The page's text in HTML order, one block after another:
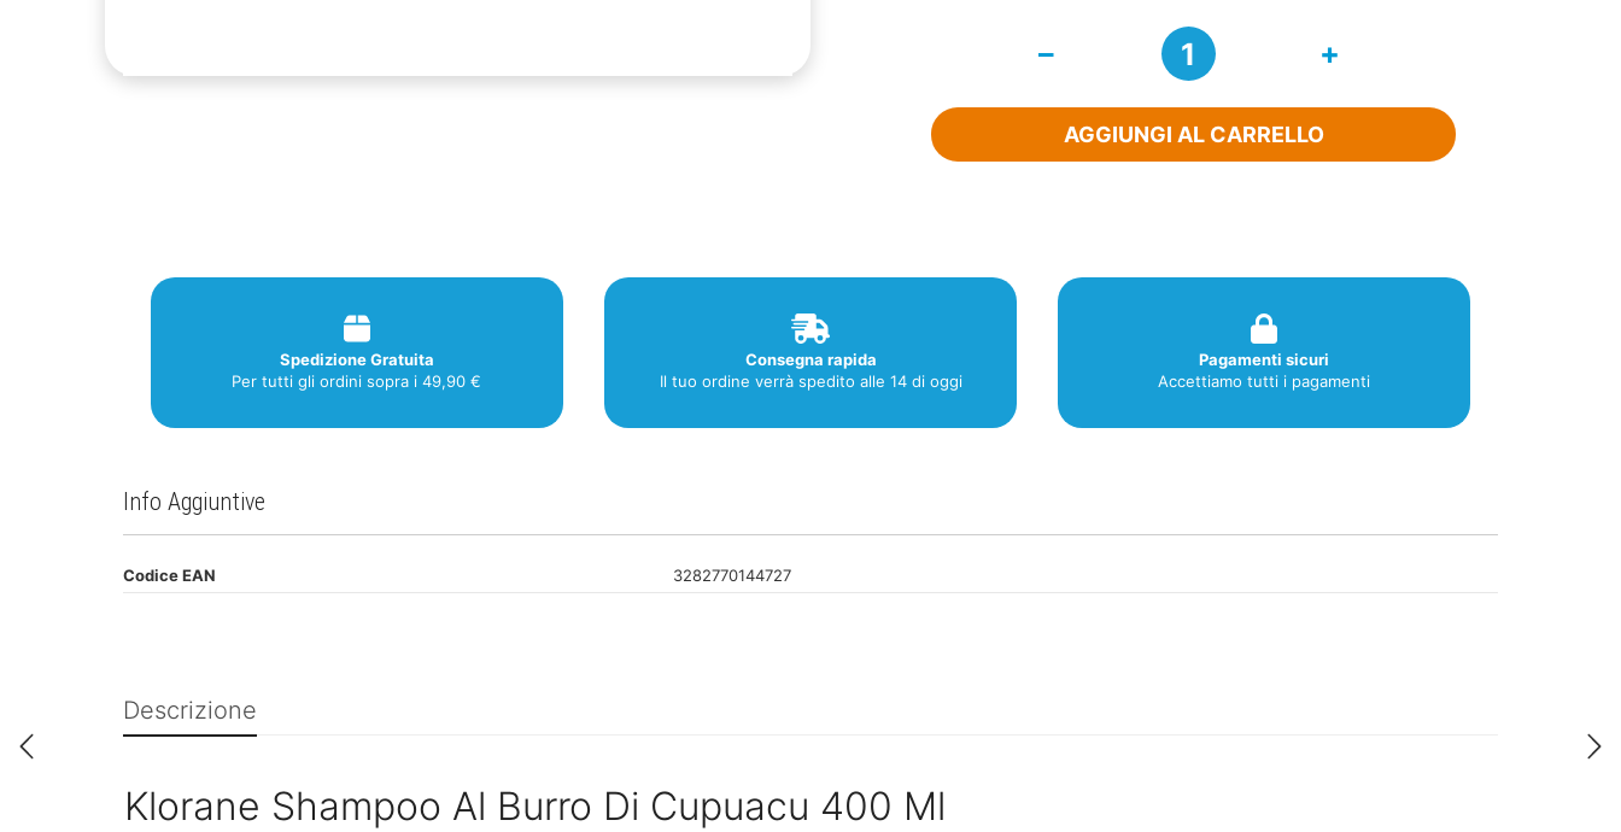
Burro
Di
Cupuacu
AGGIUNGI AL CARRELLO
Spedizione Gratuita
Per tutti gli ordini sopra i 49,90 €
Consegna rapida
Il tuo ordine verrà spedito alle 14 di oggi
Pagamenti sicuri
Accettiamo tutti i pagamenti
Info Aggiuntive
Codice EAN 3282770144727
Descrizione
Klorane Shampoo Al Burro Di Cupuacu 400 Ml